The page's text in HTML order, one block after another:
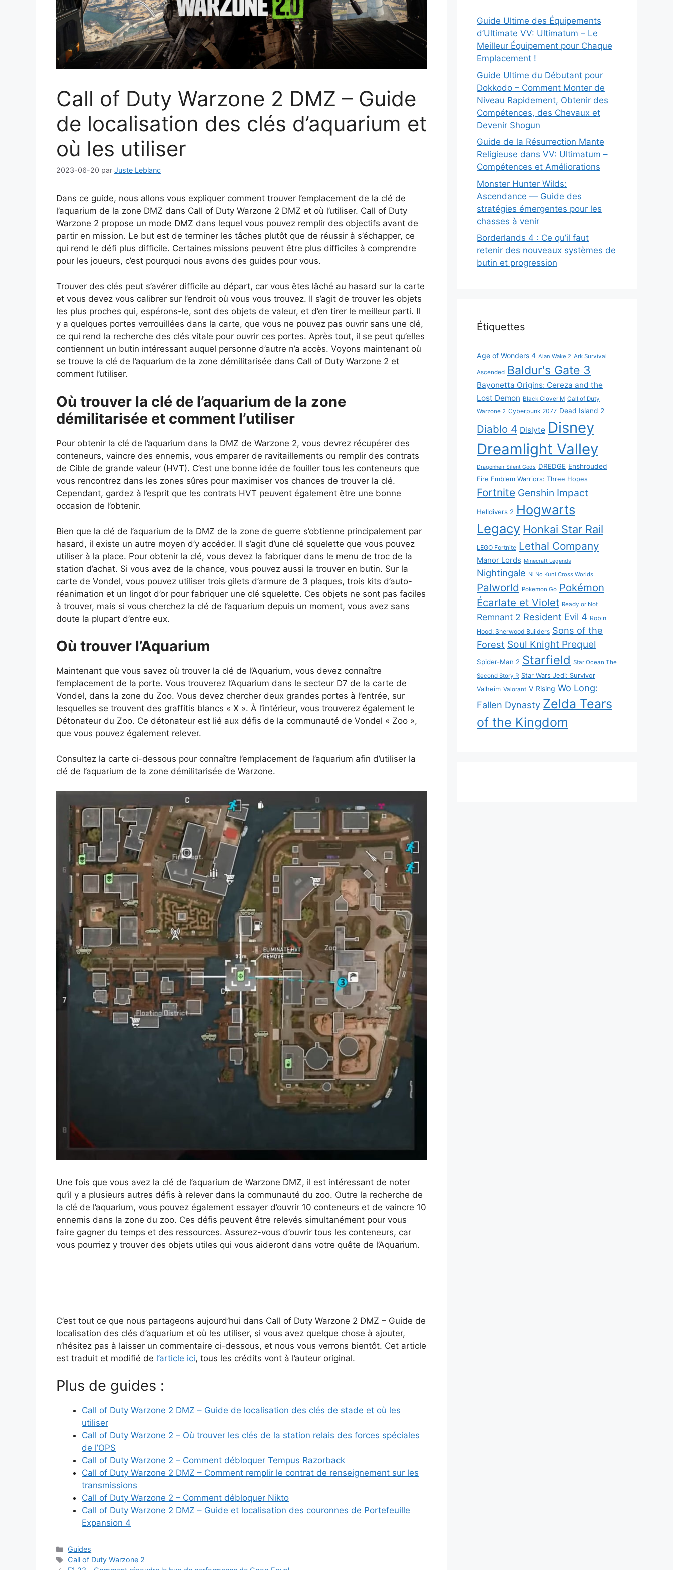
Call of Duty Warzone 2 DMZ – Guide
de localisation des clés d’aquarium et
où les utiliser
2023-06-20 par Juste Leblanc
Dans ce guide, nous allons vous expliquer comment trouver l’emplacement de la clé de
l’aquarium de la zone DMZ dans Call of Duty Warzone 2 DMZ et où l’utiliser. Call of Duty
Warzone 2 propose un mode DMZ dans lequel vous pouvez remplir des objectifs avant de
partir en mission. Le but est de terminer les tâches plutôt que de réussir à s’échapper, ce
qui rend le défi plus difficile. Certaines missions peuvent être plus difficiles à comprendre
pour les joueurs, c’est pourquoi nous avons des guides pour vous.
Trouver des clés peut s’avérer difficile au départ, car vous êtes lâché au hasard sur la carte
et vous devez vous calibrer sur l’endroit où vous vous trouvez. Il s’agit de trouver les objets
les plus proches qui, espérons-le, sont des objets de valeur, et d’en tirer le meilleur parti. Il
y a quelques portes verrouillées dans la carte, que vous ne pouvez pas ouvrir sans une clé,
ce qui rend la recherche des clés vitale pour ouvrir ces portes. Après tout, il se peut qu’elles
contiennent un butin intéressant auquel personne d’autre n’a accès. Voyons maintenant où
se trouve la clé de l’aquarium de la zone démilitarisée dans Call of Duty Warzone 2 et
comment l’utiliser.
Où trouver la clé de l’aquarium de la zone
démilitarisée et comment l’utiliser
Pour obtenir la clé de l’aquarium dans la DMZ de Warzone 2, vous devrez récupérer des
conteneurs, vaincre des ennemis, vous emparer de ravitaillements ou remplir des contrats
de Cible de grande valeur (HVT). C’est une bonne idée de fouiller tous les conteneurs que
vous rencontrez dans les zones sûres pour maximiser vos chances de trouver la clé.
Cependant, gardez à l’esprit que les contrats HVT peuvent également être une bonne
occasion de l’obtenir.
Bien que la clé de l’aquarium de la DMZ de la zone de guerre s’obtienne principalement par
hasard, il existe un autre moyen d’y accéder. Il s’agit d’une clé squelette que vous pouvez
utiliser à la place. Pour obtenir la clé, vous devez la fabriquer dans le menu de troc de la
station d’achat. Si vous avez de la chance, vous pouvez aussi la trouver en butin. Sur la
carte de Vondel, vous pouvez utiliser trois gilets d’armure de 3 plaques, trois kits d’auto-
réanimation et un lingot d’or pour fabriquer une clé squelette. Ces objets ne sont pas faciles
à trouver, mais si vous cherchez la clé de l’aquarium depuis un moment, vous avez sans
doute la plupart d’entre eux.
Où trouver l’Aquarium
Maintenant que vous savez où trouver la clé de l’Aquarium, vous devez connaître
l’emplacement de la porte. Vous trouverez l’Aquarium dans le secteur D7 de la carte de
Vondel, dans la zone du Zoo. Vous devez chercher deux grandes portes à l’entrée, sur
lesquelles se trouvent des graffitis blancs « X ». À l’intérieur, vous trouverez également le
Détonateur du Zoo. Ce détonateur est lié aux défis de la communauté de Vondel « Zoo »,
que vous pouvez également relever.
Consultez la carte ci-dessous pour connaître l’emplacement de l’aquarium afin d’utiliser la
clé de l’aquarium de la zone démilitarisée de Warzone.
Une fois que vous avez la clé de l’aquarium de Warzone DMZ, il est intéressant de noter
qu’il y a plusieurs autres défis à relever dans la communauté du zoo. Outre la recherche de
la clé de l’aquarium, vous pouvez également essayer d’ouvrir 10 conteneurs et de vaincre 10
ennemis dans la zone du zoo. Ces défis peuvent être relevés simultanément pour vous
faire gagner du temps et des ressources. Assurez-vous d’ouvrir tous les conteneurs, car
vous pourriez y trouver des objets utiles qui vous aideront dans votre quête de l’Aquarium.
C’est tout ce que nous partageons aujourd’hui dans Call of Duty Warzone 2 DMZ – Guide de
localisation des clés d’aquarium et où les utiliser, si vous avez quelque chose à ajouter,
n’hésitez pas à laisser un commentaire ci-dessous, et nous vous verrons bientôt. Cet article
est traduit et modifié de l’article ici, tous les crédits vont à l’auteur original.
Plus de guides :
Call of Duty Warzone 2 DMZ – Guide de localisation des clés de stade et où les
utiliser
Call of Duty Warzone 2 – Où trouver les clés de la station relais des forces spéciales
de l’OPS
Call of Duty Warzone 2 – Comment débloquer Tempus Razorback
Call of Duty Warzone 2 DMZ – Comment remplir le contrat de renseignement sur les
transmissions
Call of Duty Warzone 2 – Comment débloquer Nikto
Call of Duty Warzone 2 DMZ – Guide et localisation des couronnes de Portefeuille
Expansion 4
Catégories
Guides
Étiquettes
Call of Duty Warzone 2
Guide Ultime des Équipements
d’Ultimate VV: Ultimatum – Le
Meilleur Équipement pour Chaque
Emplacement !
Guide Ultime du Débutant pour
Dokkodo – Comment Monter de
Niveau Rapidement, Obtenir des
Compétences, des Chevaux et
Devenir Shogun
Guide de la Résurrection Mante
Religieuse dans VV: Ultimatum –
Compétences et Améliorations
Monster Hunter Wilds:
Ascendance — Guide des
stratégies émergentes pour les
chasses à venir
Borderlands 4 : Ce qu’il faut
retenir des nouveaux systèmes de
butin et progression
Étiquettes
Age of Wonders 4 Alan Wake 2 Ark Survival
Ascended Baldur's Gate 3
Bayonetta Origins: Cereza and the
Lost Demon Black Clover M Call of Duty
Warzone 2 Cyberpunk 2077 Dead Island 2
Diablo 4 Dislyte Disney
Dreamlight Valley
Dragonheir Silent Gods DREDGE Enshrouded
Fire Emblem Warriors: Three Hopes
Fortnite Genshin Impact
Helldivers 2 Hogwarts
Legacy Honkai Star Rail
LEGO Fortnite Lethal Company
Manor Lords Minecraft Legends
Nightingale Ni No Kuni Cross Worlds
Palworld Pokemon Go Pokémon
Écarlate et Violet Ready or Not
Remnant 2 Resident Evil 4 Robin
Hood: Sherwood Builders Sons of the
Forest Soul Knight Prequel
Spider-Man 2 Starfield Star Ocean The
Second Story R Star Wars Jedi: Survivor
Valheim Valorant V Rising Wo Long:
Fallen Dynasty Zelda Tears
of the Kingdom